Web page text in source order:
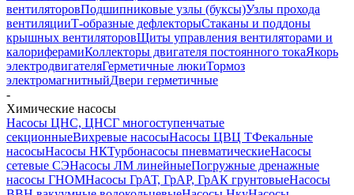
вентиляторовПодшипниковые узлы (буксы)Узлы прохода
вентиляцииТ-образные дефлекторыСтаканы и поддоны
крышных вентиляторовЩиты управления вентиляторами и
калориферамиКоллекторы двигателя постоянного токаЯкорь
электродвигателяГерметичные люкиТормоз
электромагнитныйДвери герметичные
-
Химические насосы
Насосы ЦНС, ЦНСГ многоступенчатые
секционныеВихревые насосыНасосы ЦВЦ ТФекальные
насосыНасосы НКТурбонасосы пневматическиеНасосы
сетевые СЭНасосы ЛМ линейныеПогружные дренажные
насосы ГНОМНасосы ГрАТ, ГрАР, ГрАК грунтовыеНасосы